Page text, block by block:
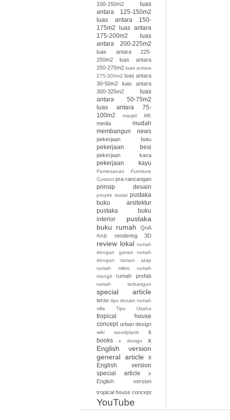
100-150m2
luas
antara 125-150m2
luas antara 150-
175m2
luas antara
175-200m2
luas
antara 200-225m2
luas antara 225-
250m2
luas antara
250-275m2 luas antara
275-300m2 luas antara
30-50m2
luas antara
300-325m2
luas
antara 50-75m2
luas antara 75-
100m2
masjid ME
media
mudah
membangun
news
pekerjaan batu
pekerjaan besi
pekerjaan kaca
pekerjaan kayu
Pemesanan Furniture
Custom pra-rancangan
prinsip desain
proyek sosial pustaka
buku arsitektur
pustaka buku
interior
pustaka
buku rumah
QnA
RAB rendering 3D
review lokal rumah
dengan garasi
rumah
dengan taman atap
rumah mikro
rumah
mungil
rumah prefab
rumah terbangun
special article
teras tips desain rumah
villa
Tips Usaha
tropical house
concept urban design
wiki woodplank
x
books
x design
x
English version
general article
x
English version
special article
x
English version
tropical house concept
YouTube